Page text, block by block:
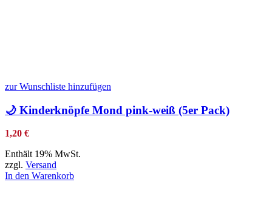
zur Wunschliste hinzufügen
🌙 Kinderknöpfe Mond pink-weiß (5er Pack)
1,20 €
Enthält 19% MwSt.
zzgl. Versand
In den Warenkorb